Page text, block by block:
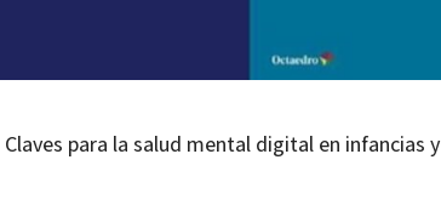
Claves para la salud mental digital en infancias y